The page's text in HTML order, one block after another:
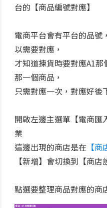
台的【商品編號對應】
電商平台會有平台的品號
以需要對應，
才知道揀貨時要對應A1
那一個商品，
只需對應一次，對應好後
開啟左邊主選單【電商
業
這邊出現的商店是在 【商
【新增】會切換到【商
點選要整理商品對應的商